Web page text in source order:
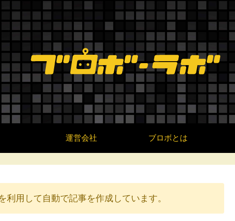
運営会社 ブロボとは
用して自動で記事を作成しています。